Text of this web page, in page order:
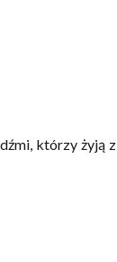
którzy żyją z